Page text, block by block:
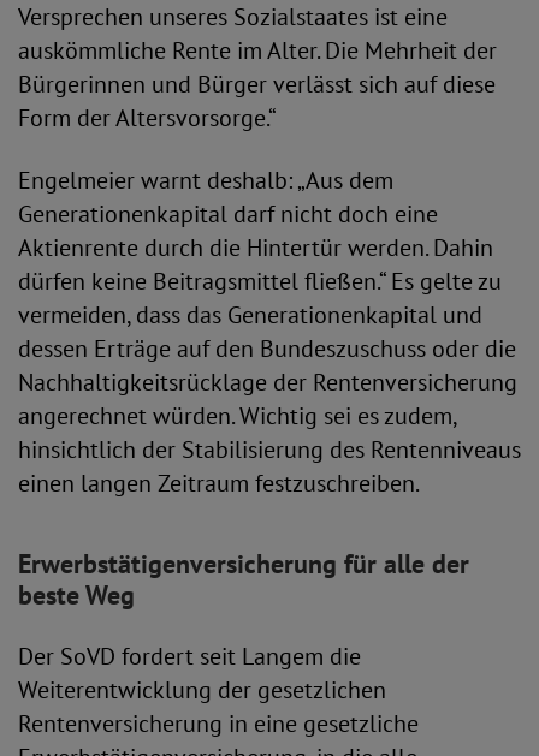
Versprechen unseres Sozialstaates ist eine
auskömmliche Rente im Alter. Die Mehrheit der
Bürgerinnen und Bürger verlässt sich auf diese
Form der Altersvorsorge.“
Engelmeier warnt deshalb: „Aus dem
Generationenkapital darf nicht doch eine
Aktienrente durch die Hintertür werden. Dahin
dürfen keine Beitragsmittel fließen.“ Es gelte zu
vermeiden, dass das Generationenkapital und
dessen Erträge auf den Bundeszuschuss oder die
Nachhaltigkeitsrücklage der Rentenversicherung
angerechnet würden. Wichtig sei es zudem,
hinsichtlich der Stabilisierung des Rentenniveaus
einen langen Zeitraum festzuschreiben.
Erwerbstätigenversicherung für alle der
beste Weg
Der SoVD fordert seit Langem die
Weiterentwicklung der gesetzlichen
Rentenversicherung in eine gesetzliche